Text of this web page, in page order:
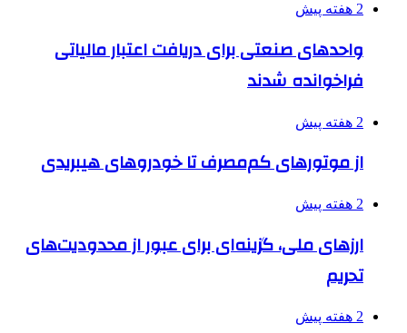
2 هفته پیش
واحدهای صنعتی برای دریافت اعتبار مالیاتی
فراخوانده شدند
2 هفته پیش
از موتورهای کم‌مصرف تا خودروهای هیبریدی
2 هفته پیش
ارزهای ملی، گزینه‌ای برای عبور از محدودیت‌های
تحریم
2 هفته پیش